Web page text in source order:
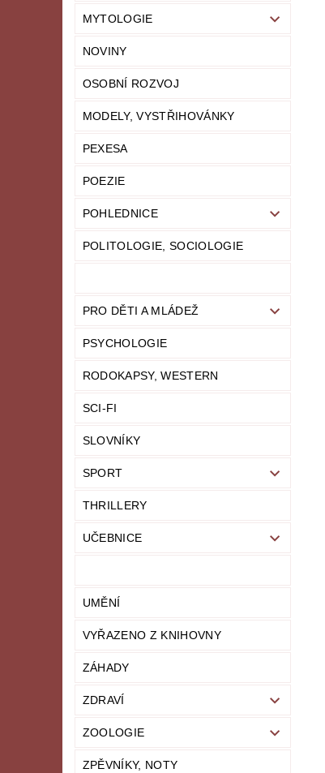
MYTOLOGIE
NOVINY
OSOBNÍ ROZVOJ
MODELY, VYSTŘIHOVÁNKY
PEXESA
POEZIE
POHLEDNICE
POLITOLOGIE, SOCIOLOGIE
PRO DĚTI A MLÁDEŽ
PSYCHOLOGIE
RODOKAPSY, WESTERN
SCI-FI
SLOVNÍKY
SPORT
THRILLERY
UČEBNICE
UMĚNÍ
VYŘAZENO Z KNIHOVNY
ZÁHADY
ZDRAVÍ
ZOOLOGIE
ZPĚVNÍKY, NOTY